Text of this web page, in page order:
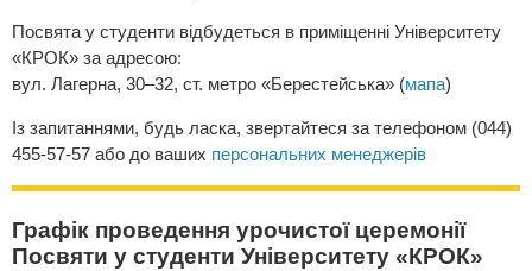
Посвята у студенти відбудеться в приміщенні Університету
«КРОК» за адресою:
вул. Лагерна, 30–32, ст. метро «Берестейська» (мапа)
Із запитаннями, будь ласка, звертайтеся за телефоном (044)
455-57-57 або до ваших персональних менеджерів
Графік проведення урочистої церемонії
Посвяти у студенти Університету «КРОК»